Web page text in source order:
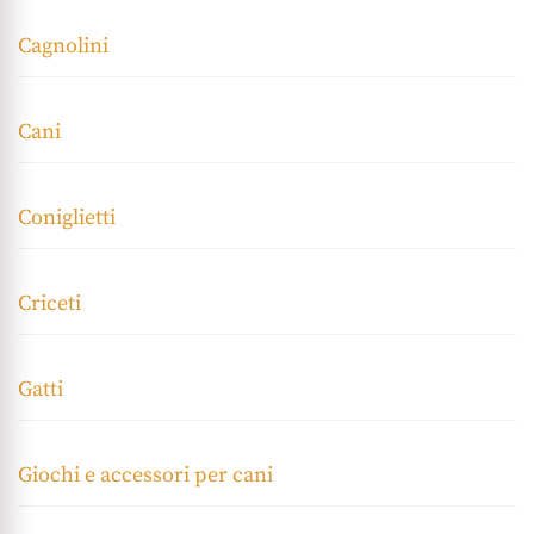
Cagnolini
Cani
Coniglietti
Criceti
Gatti
Giochi e accessori per cani